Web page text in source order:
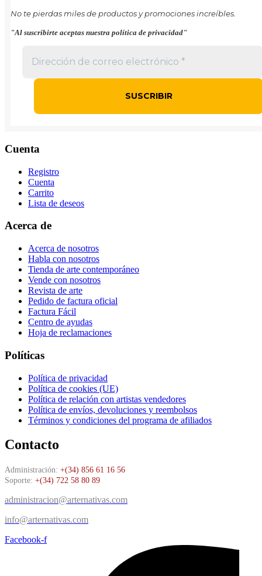
No te pierdas miles de productos y promociones increíbles.
"Al suscribirte aceptas nuestra política de privacidad"
Cuenta
Registro
Cuenta
Carrito
Lista de deseos
Acerca de
Acerca de nosotros
Habla con nosotros
Tienda de arte contemporáneo
Vende con nosotros
Revista de arte
Pedido de factura oficial
Factura Fácil
Centro de ayudas
Hoja de reclamaciones
Políticas
Política de privacidad
Política de cookies (UE)
Política de relación con artistas vendedores
Política de envíos, devoluciones y reembolsos
Términos y condiciones del programa de afiliados
Contacto
Administración: +(34) 856 61 16 56
Soporte: +(34) 722 58 80 89
administracion@arternativas.com
info@arternativas.com
Facebook-f